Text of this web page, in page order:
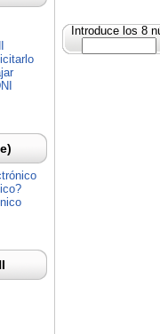
Introduce los 8